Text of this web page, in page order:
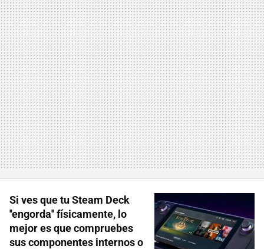
Si ves que tu Steam Deck
''engorda'' físicamente, lo
mejor es que compruebes
sus componentes internos o